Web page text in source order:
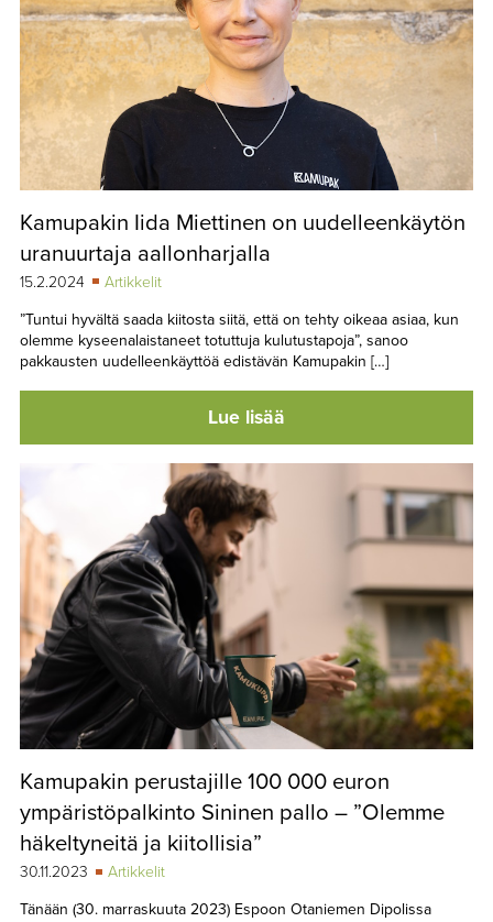
Kamupakin Iida Miettinen on uudelleenkäytön
uranuurtaja aallonharjalla
15.2.2024
Artikkelit
”Tuntui hyvältä saada kiitosta siitä, että on tehty oikeaa asiaa, kun
olemme kyseenalaistaneet totuttuja kulutustapoja”, sanoo
pakkausten uudelleenkäyttöä edistävän Kamupakin […]
Lue lisää
Kamupakin perustajille 100 000 euron
ympäristöpalkinto Sininen pallo – ”Olemme
häkeltyneitä ja kiitollisia”
30.11.2023
Artikkelit
Tänään (30. marraskuuta 2023) Espoon Otaniemen Dipolissa